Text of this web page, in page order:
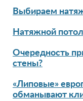
Выбираем
Натяжной
Очередность
стены?
«Липовые»
обманывают